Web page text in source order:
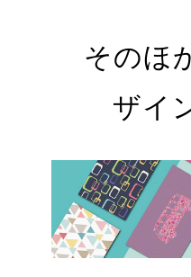
そのほ
ザイ